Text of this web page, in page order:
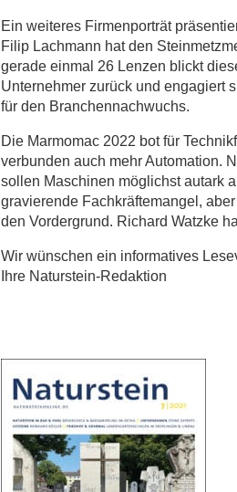
Ein weiteres Firmenporträt
Filip Lachmann hat den
gerade einmal 26 Lenzen blickt
Unternehmer zurück und engagiert
für den Branchennachwuchs.
Die Marmomac 2022 bot für
verbunden auch mehr Automation.
sollen Maschinen möglichst autark
gravierende Fachkräftemangel,
den Vordergrund. Richard Watzke
Wir wünschen ein informatives
Ihre Naturstein-Redaktion